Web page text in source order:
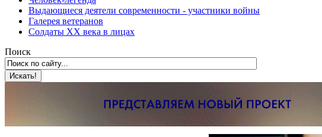
Выдающиеся деятели современности - участники войны
Галерея ветеранов
Солдаты XX века в лицах
Поиск